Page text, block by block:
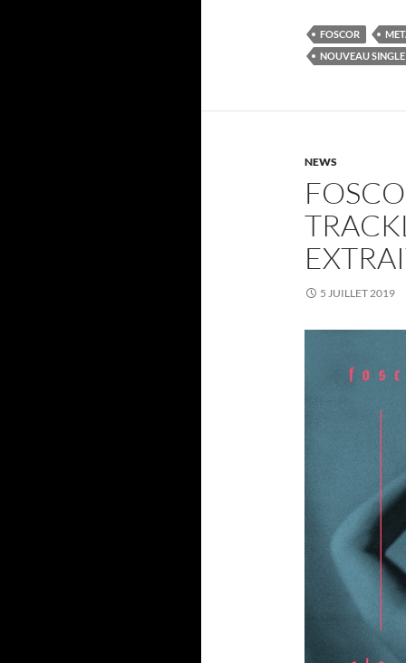
FOSCOR
NOUVEAU SINGLE
NEWS
5 JUILLET 2019